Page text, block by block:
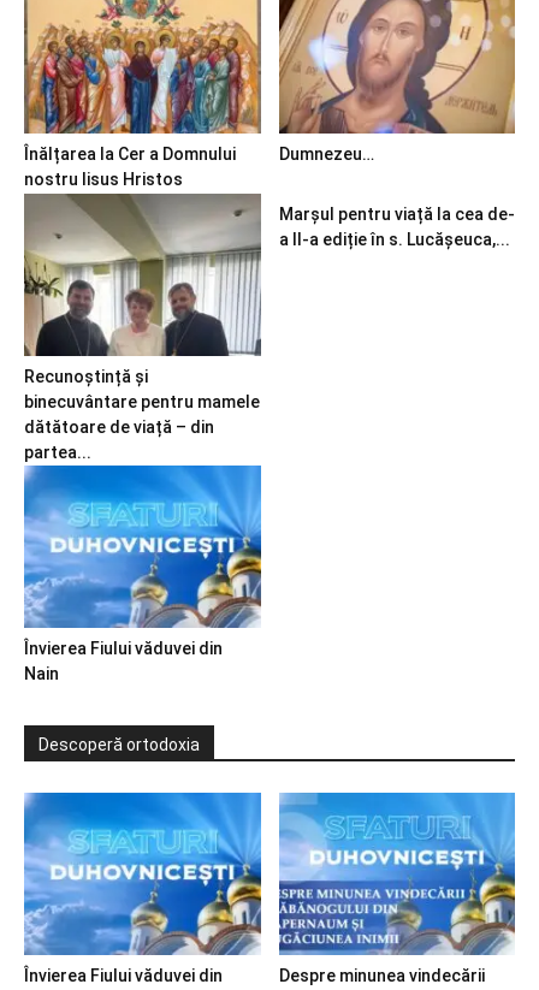
Înălțarea la Cer a Domnului
nostru Iisus Hristos
Dumnezeu…
Recunoștință și
binecuvântare pentru mamele
dătătoare de viață – din
partea...
Marșul pentru viață la cea de-
a II-a ediție în s. Lucășeuca,...
Învierea Fiului văduvei din
Nain
Descoperă ortodoxia
Învierea Fiului văduvei din Despre minunea vindecării